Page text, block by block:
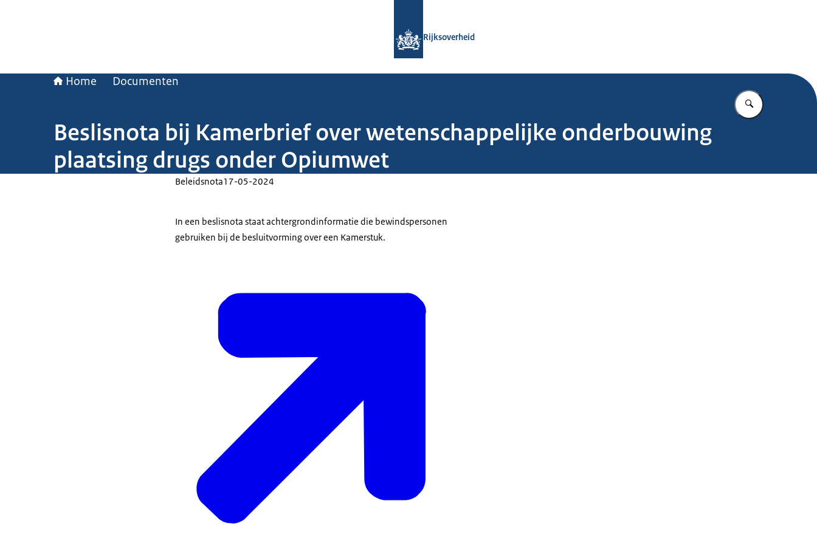
Rijksoverheid
Home Documenten
Vul in wat u
Beslisnota bij Kamerbrief over wetenschappelijke onderbouwing
plaatsing drugs onder Opiumwet
Beleidsnota17-05-2024
In een beslisnota staat achtergrondinformatie die bewindspersonen
gebruiken bij de besluitvorming over een Kamerstuk.